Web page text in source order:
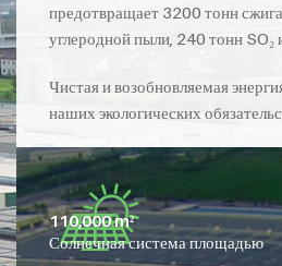
предотвращает 3200 тонн
углеродной пыли, 240 тонн SO₂
Чистая и возобновляемая
наших экологических
110,000 m²
Солнечная система площадью